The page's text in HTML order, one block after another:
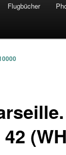
Flugbücher